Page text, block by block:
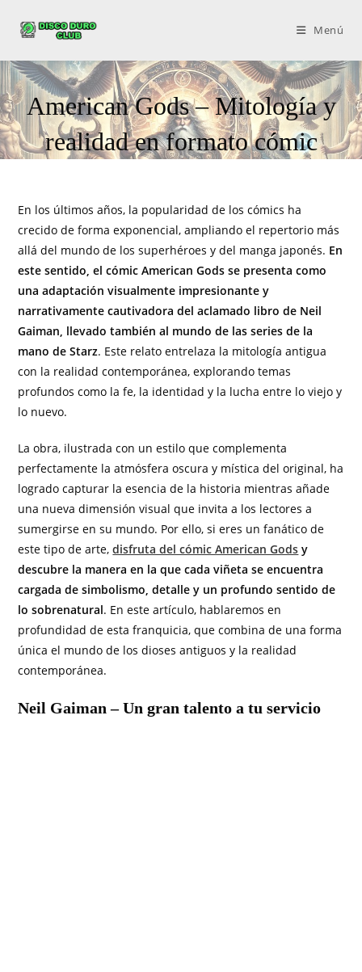
Menú
American Gods – Mitología y
realidad en formato cómic
En los últimos años, la popularidad de los cómics ha
crecido de forma exponencial, ampliando el repertorio más
allá del mundo de los superhéroes y del manga japonés. En
este sentido, el cómic American Gods se presenta como
una adaptación visualmente impresionante y
narrativamente cautivadora del aclamado libro de Neil
Gaiman, llevado también al mundo de las series de la
mano de Starz. Este relato entrelaza la mitología antigua
con la realidad contemporánea, explorando temas
profundos como la fe, la identidad y la lucha entre lo viejo y
lo nuevo.
La obra, ilustrada con un estilo que complementa
perfectamente la atmósfera oscura y mística del original, ha
logrado capturar la esencia de la historia mientras añade
una nueva dimensión visual que invita a los lectores a
sumergirse en su mundo. Por ello, si eres un fanático de
este tipo de arte,disfruta del cómic American Gods y
descubre la manera en la que cada viñeta se encuentra
cargada de simbolismo, detalle y un profundo sentido de
lo sobrenatural. En este artículo, hablaremos en
profundidad de esta franquicia, que combina de una forma
única el mundo de los dioses antiguos y la realidad
contemporánea.
Neil Gaiman – Un gran talento a tu servicio